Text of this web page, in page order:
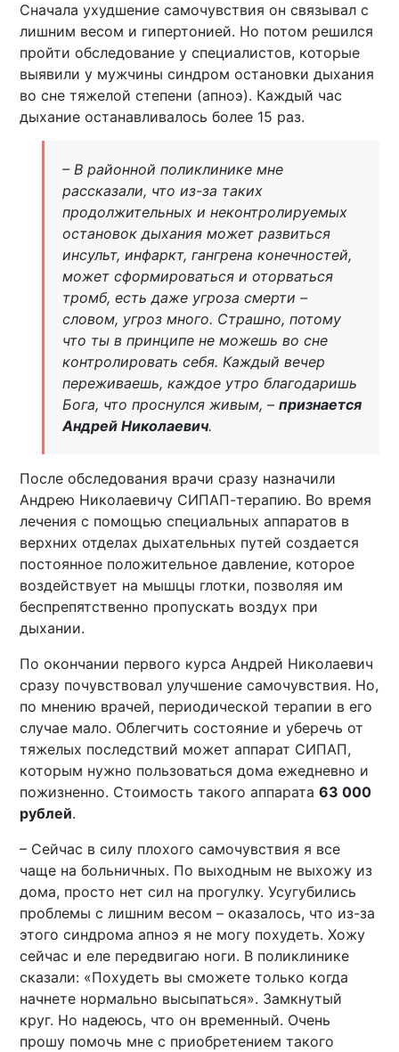
Сначала ухудшение самочувствия он связывал с
лишним весом и гипертонией. Но потом решился
пройти обследование у специалистов, которые
выявили у мужчины синдром остановки дыхания
во сне тяжелой степени (апноэ). Каждый час
дыхание останавливалось более 15 раз.
– В районной поликлинике мне
рассказали, что из-за таких
продолжительных и неконтролируемых
остановок дыхания может развиться
инсульт, инфаркт, гангрена конечностей,
может сформироваться и оторваться
тромб, есть даже угроза смерти –
словом, угроз много. Страшно, потому
что ты в принципе не можешь во сне
контролировать себя. Каждый вечер
переживаешь, каждое утро благодаришь
Бога, что проснулся живым, – признается
Андрей Николаевич.
После обследования врачи сразу назначили
Андрею Николаевичу СИПАП-терапию. Во время
лечения с помощью специальных аппаратов в
верхних отделах дыхательных путей создается
постоянное положительное давление, которое
воздействует на мышцы глотки, позволяя им
беспрепятственно пропускать воздух при
дыхании.
По окончании первого курса Андрей Николаевич
сразу почувствовал улучшение самочувствия. Но,
по мнению врачей, периодической терапии в его
случае мало. Облегчить состояние и уберечь от
тяжелых последствий может аппарат СИПАП,
которым нужно пользоваться дома ежедневно и
пожизненно. Стоимость такого аппарата63 000
рублей.
– Сейчас в силу плохого самочувствия я все
чаще на больничных. По выходным не выхожу из
дома, просто нет сил на прогулку. Усугубились
проблемы с лишним весом – оказалось, что из-за
этого синдрома апноэ я не могу похудеть. Хожу
сейчас и еле передвигаю ноги. В поликлинике
сказали: «Похудеть вы сможете только когда
начнете нормально высыпаться». Замкнутый
круг. Но надеюсь, что он временный. Очень
прошу помочь мне с приобретением такого